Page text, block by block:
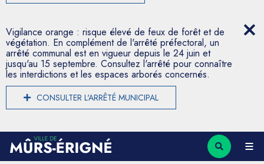
Vigilance orange : risque élevé de feux de forêt et de
végétation. En complément de l'arrêté préfectoral, un
arrêté communal est en vigueur depuis le 24 juin et
jusqu'au 15 septembre. Consultez l'arrêté pour connaître
les interdictions et les espaces arborés concernés.
CONSULTER L'ARRÊTÉ MUNICIPAL